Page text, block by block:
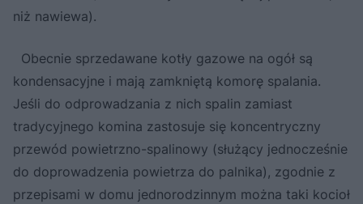
niż nawiewa).
Obecnie sprzedawane kotły gazowe na ogół są
kondensacyjne i mają zamkniętą komorę spalania.
Jeśli do odprowadzania z nich spalin zamiast
tradycyjnego komina zastosuje się koncentryczny
przewód powietrzno-spalinowy (służący jednocześnie
do doprowadzenia powietrza do palnika), zgodnie z
przepisami w domu jednorodzinnym można taki kocioł